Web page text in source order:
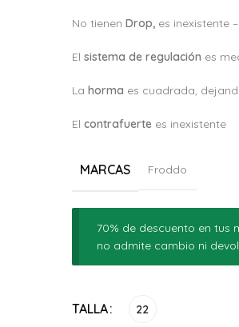
No tienen Drop, es inexistente
El sistema de regulación es
La horma es cuadrada,
El contrafuertees inexistente
MARCAS Froddo
70% de descuento en
no admite cambio ni
TALLA 22
Alternative: